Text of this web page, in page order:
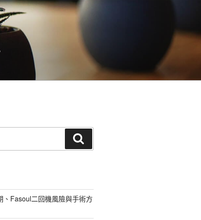
尋
、Fasoul二回機風險與手術方